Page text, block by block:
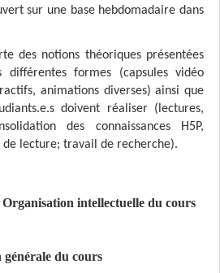
sur une base hebdomadaire dans
des notions théoriques présentées
différentes formes (capsules vidéo
animations diverses) ainsi que
doivent réaliser (lectures,
des connaissances H5P,
lecture; travail de recherche).
Organisation intellectuelle du cours
du cours